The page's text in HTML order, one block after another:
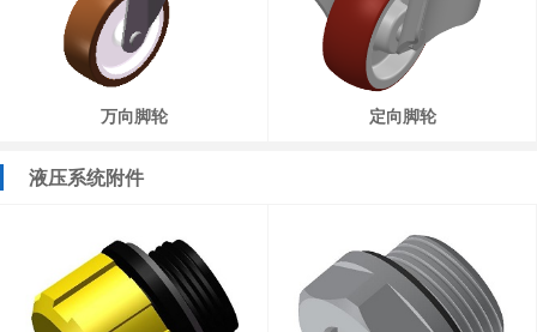
万向脚轮 定向脚轮
液压系统附件